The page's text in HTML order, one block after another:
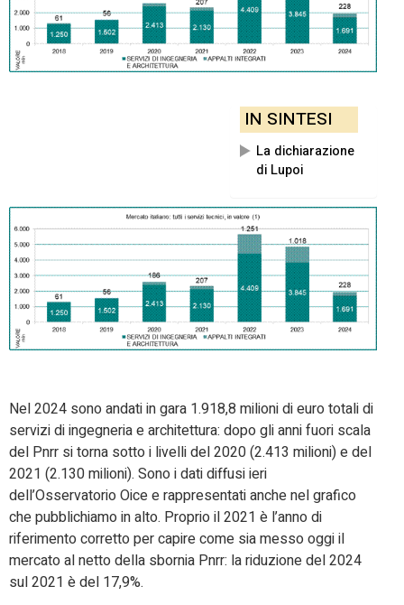
IN SINTESI
La dichiarazione
di Lupoi
Nel 2024 sono andati in gara 1.918,8 milioni di euro totali di
servizi di ingegneria e architettura: dopo gli anni fuori scala
del Pnrr si torna sotto i livelli del 2020 (2.413 milioni) e del
2021 (2.130 milioni). Sono i dati diffusi ieri
dell’Osservatorio Oice e rappresentati anche nel grafico
che pubblichiamo in alto. Proprio il 2021 è l’anno di
riferimento corretto per capire come sia messo oggi il
mercato al netto della sbornia Pnrr: la riduzione del 2024
sul 2021 è del 17,9%.